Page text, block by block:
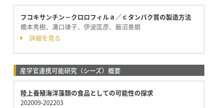
フコキサンチン－クロロフィルａ／ｃタンパク質の製造方法
橋本秀樹、溝口律子、伊波匡彦、飯沼善朗
詳細を見る
産学官連携可能研究（シーズ）概要
陸上養殖海洋藻類の食品としての可能性の探求
202009-202203